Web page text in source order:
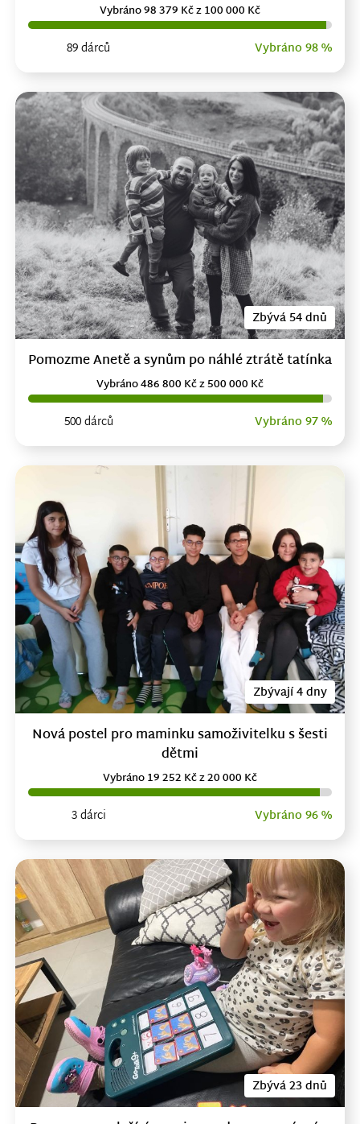
89 dárců Vybráno 98 %
Vybráno 98 379 Kč z 100 000 Kč
Zbývá 54 dnů
Pomozme Anetě a synům po náhlé ztrátě tatínka
500 dárců Vybráno 97 %
Vybráno 486 800 Kč z 500 000 Kč
Zbývají 4 dny
Nová postel pro maminku samoživitelku s šesti
dětmi
3 dárci Vybráno 96 %
Vybráno 19 252 Kč z 20 000 Kč
Zbývá 23 dnů